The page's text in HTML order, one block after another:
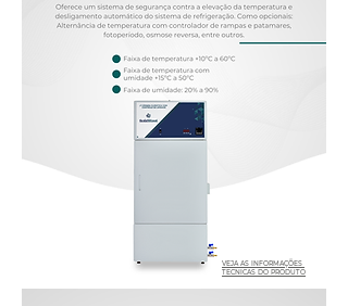
VEJA AS INFORMAÇÕES
TÉCNICAS DO PRODUTO